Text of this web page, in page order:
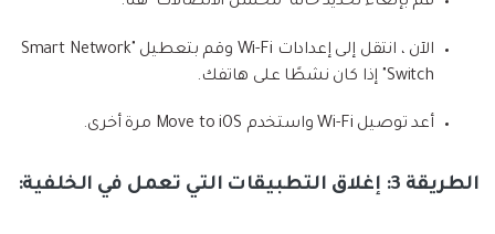
الآن ، انتقل إلى إعدادات Wi-Fi وقم بتعطيل "Smart Network
Switch" إذا كان نشطًا على هاتفك.
أعد توصيل Wi-Fi واستخدم Move to iOS مرة أخرى.
الطريقة 3: إغلاق التطبيقات التي تعمل في الخلفية: